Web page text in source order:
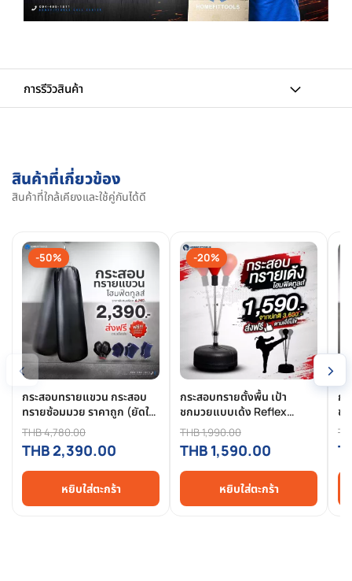
การรีวิวสินค้า
สินค้าที่เกี่ยวข้อง
สินค้าที่ใกล้เคียงและใช้คู่กันได้ดี
‹
-50%
กระสอบทรายแขวน กระสอบ
ทรายซ้อมมวย ราคาถูก (ยัดใส่
ให้เรียบร้อยใช้งานได้ทันที)|
Homefittools
THB 4,780.00
THB 2,390.00
หยิบใส่ตะกร้า
-20%
กระสอบทรายตั้งพื้น เป้า
ชกมวยแบบเด้ง Reflex
Punching Ball Set เกรดพรี
เมี่ยม | Homefittools
THB 1,990.00
THB 1,590.00
หยิบใส่ตะกร้า
ก
ช
เ
›